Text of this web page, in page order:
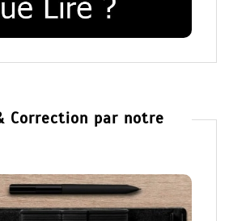
Correction par notre